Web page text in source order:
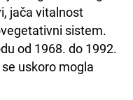
jača vitalnost
sistem.
od 1968. do 1992.
uskoro mogla